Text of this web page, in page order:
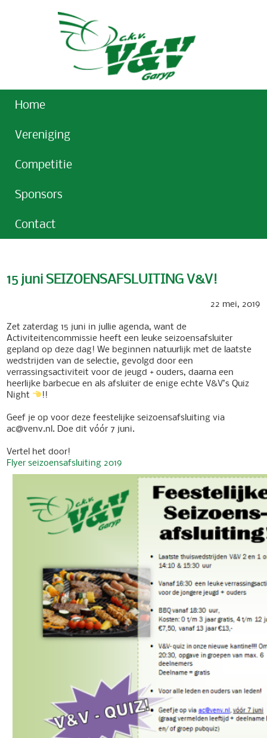
Home
Vereniging
Competitie
Sponsors
Contact
15 juni SEIZOENSAFSLUITING V&V!
22 mei, 2019
Zet zaterdag 15 juni in jullie agenda, want de
Activiteitencommissie heeft een leuke seizoensafsluiter
gepland op deze dag! We beginnen natuurlijk met de laatste
wedstrijden van de selectie, gevolgd door een
verrassingsactiviteit voor de jeugd + ouders, daarna een
heerlijke barbecue en als afsluiter de enige echte V&V’s Quiz
Night
!!
Geef je op voor deze feestelijke seizoensafsluiting via
ac@venv.nl. Doe dit vóór 7 juni.
Vertel het door!
Flyer seizoensafsluiting 2019